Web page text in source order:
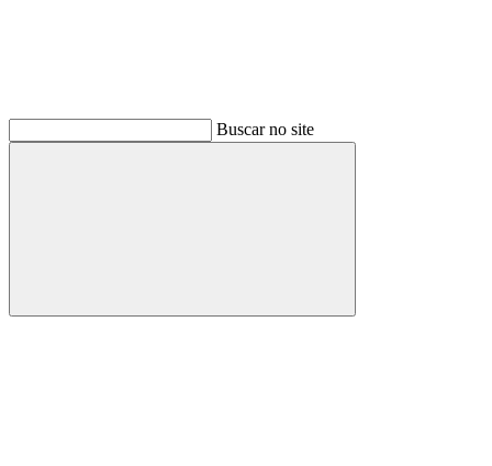
Buscar no site
Buscar